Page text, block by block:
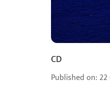
CD
Published on: